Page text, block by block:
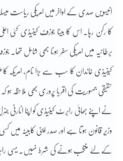
انیسویں صدی کے اواخر میں امریکی ریاست
کا رکن رہا۔ اس کا بیٹا جوزف کینیڈی کئی
برطانیہ میں امریکی سفر ہونا بھی شامل تھا۔
کینیڈی خاندان کا سب سے بڑا نام، امریکہ
حقیقی جمہوریت کی اقربا پروری بھی ملاحظہ
نے اپنے بھائی رابرٹ کینیڈی کو اپنا اٹارنی
وزیر قانون ہوتا ہے اور صدر اپنی کابینہ میں
کے لئے منتخب ہونے کی شرط نہیں۔ یہی